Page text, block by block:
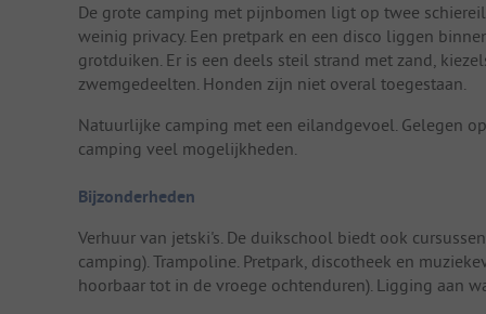
De grote camping met pijnbomen ligt op twee
weinig privacy. Een pretpark en een disco liggen
grotduiken. Er is een deels steil strand met zand,
zwemgedeelten. Honden zijn niet overal toegestaan.
Natuurlijke camping met een eilandgevoel. Gelegen
camping veel mogelijkheden.
Bijzonderheden
Verhuur van jetski's. De duikschool biedt ook
camping). Trampoline. Pretpark, discotheek en
hoorbaar tot in de vroege ochtenduren). Ligging aan